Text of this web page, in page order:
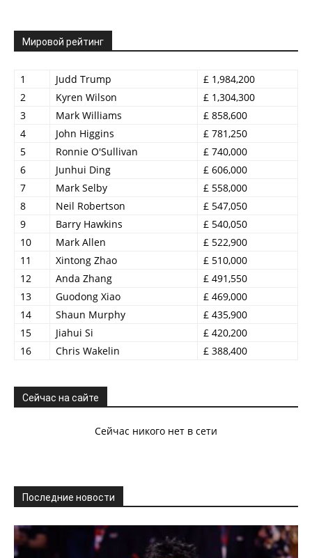
Мировой рейтинг
1 Judd Trump
£ 1,984,200
2
Kyren Wilson
£ 1,304,300
3
Mark Williams
£ 858,600
4
John Higgins
£ 781,250
5
Ronnie O'Sullivan
£ 740,000
6
Junhui Ding
£ 606,000
7
Mark Selby
£ 558,000
8
Neil Robertson
£ 547,050
9
Barry Hawkins
£ 540,050
10
Mark Allen
£ 522,900
11
Xintong Zhao
£ 510,000
12
Anda Zhang
£ 491,550
13
Guodong Xiao
£ 469,000
14
Shaun Murphy
£ 435,900
15
Jiahui Si
£ 420,200
16
Chris Wakelin £ 388,400
Сейчас на сайте
Сейчас никого нет в сети
Последние новости